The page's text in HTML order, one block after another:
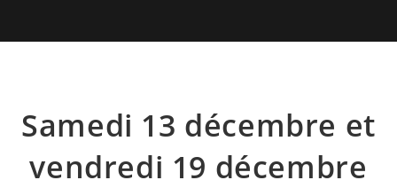
Samedi 13 décembre et
vendredi 19 décembre